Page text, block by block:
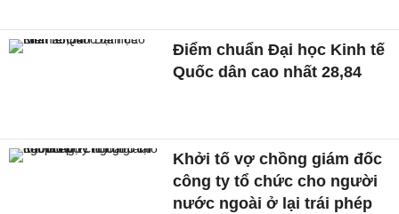
Điểm chuẩn Đại học Kinh tế
Quốc dân cao nhất 28,84
Khởi tố vợ chồng giám đốc
công ty tổ chức cho người
nước ngoài ở lại trái phép